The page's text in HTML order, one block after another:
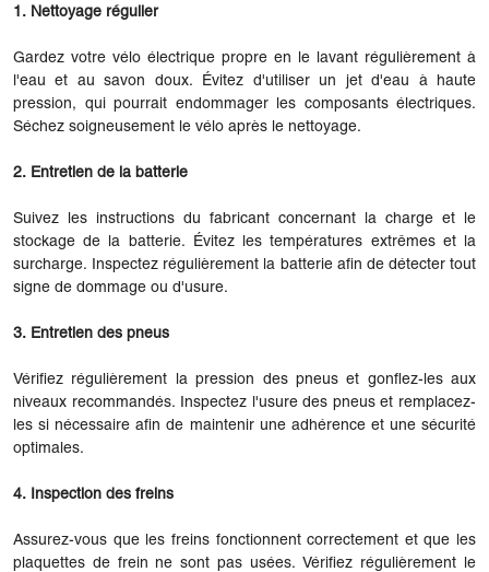
1. Nettoyage régulier
Gardez votre vélo électrique propre en le lavant régulièrement à
l'eau et au savon doux. Évitez d'utiliser un jet d'eau à haute
pression, qui pourrait endommager les composants électriques.
Séchez soigneusement le vélo après le nettoyage.
2. Entretien de la batterie
Suivez les instructions du fabricant concernant la charge et le
stockage de la batterie. Évitez les températures extrêmes et la
surcharge. Inspectez régulièrement la batterie afin de détecter tout
signe de dommage ou d'usure.
3. Entretien des pneus
Vérifiez régulièrement la pression des pneus et gonflez-les aux
niveaux recommandés. Inspectez l'usure des pneus et remplacez-
les si nécessaire afin de maintenir une adhérence et une sécurité
optimales.
4. Inspection des freins
Assurez-vous que les freins fonctionnent correctement et que les
plaquettes de frein ne sont pas usées. Vérifiez régulièrement le